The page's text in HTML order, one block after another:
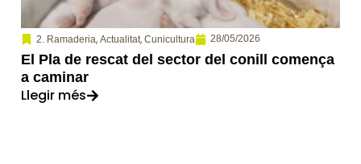
2. Ramaderia, Actualitat, Cunicultura 28/05/2026
El Pla de rescat del sector del conill comença
a caminar
Llegir més